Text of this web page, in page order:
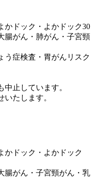
ドック・よかドック30
がん・肺がん・子宮頸
症検査・胃がんリスク
止しています。
たします。
ドック・よかドック
がん・子宮頸がん・乳